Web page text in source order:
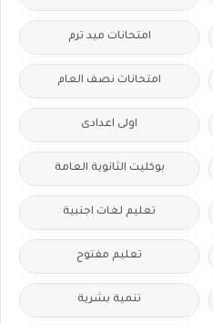
امتحانات ميد ترم
امتحانات نصف العام
اولى اعدادى
بوكليت الثانوية العامة
تعليم لغات اجنبية
تعليم مفتوح
تنمية بشرية